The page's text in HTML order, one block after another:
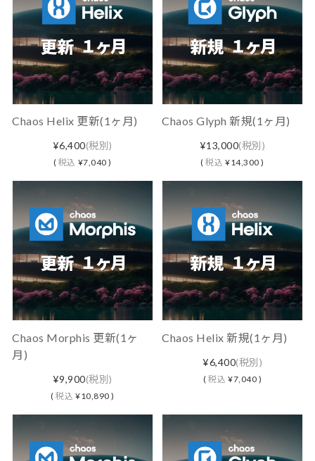
Chaos Helix 更新(1ヶ月)
¥6,400(税別)
( 税込 ¥7,040 )
Chaos Glyph 新規(1ヶ月)
¥13,000(税別)
(税込 ¥14,300 )
Chaos Morphis 更新(1ヶ
月)
¥9,900(税別)
(税込 ¥10,890 )
Chaos Helix 新規(1ヶ月)
¥6,400(税別)
(税込 ¥7,040 )